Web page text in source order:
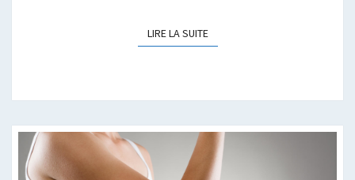
LIRE LA SUITELIRE LA SUITE